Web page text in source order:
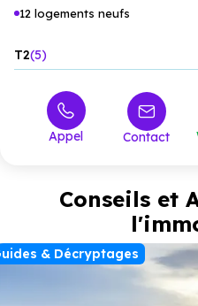
12 logements neufs
T2 5
Appel Contact
Conseils et
& Décryptages